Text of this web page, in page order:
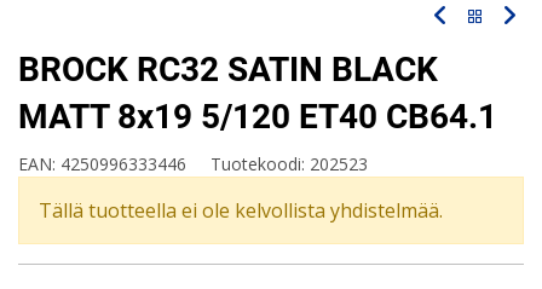
BROCK RC32 SATIN BLACK
MATT 8x19 5/120 ET40 CB64.1
EAN: 4250996333446 Tuotekoodi: 202523
Tällä tuotteella ei ole kelvollista yhdistelmää.